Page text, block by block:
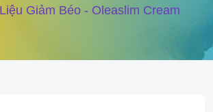
Giảm Béo - Oleaslim Cream